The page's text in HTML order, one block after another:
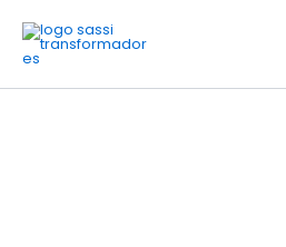
para